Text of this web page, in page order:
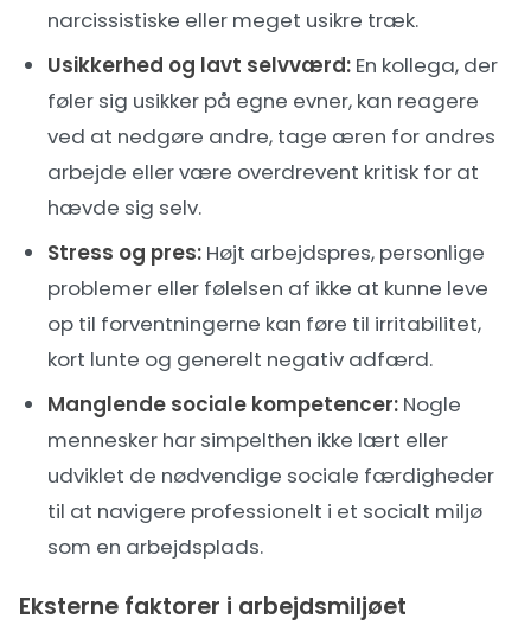
narcissistiske eller meget usikre træk.
Usikkerhed og lavt selvværd: En kollega, der
føler sig usikker på egne evner, kan reagere
ved at nedgøre andre, tage æren for andres
arbejde eller være overdrevent kritisk for at
hævde sig selv.
Stress og pres: Højt arbejdspres, personlige
problemer eller følelsen af ikke at kunne leve
op til forventningerne kan føre til irritabilitet,
kort lunte og generelt negativ adfærd.
Manglende sociale kompetencer: Nogle
mennesker har simpelthen ikke lært eller
udviklet de nødvendige sociale færdigheder
til at navigere professionelt i et socialt miljø
som en arbejdsplads.
Eksterne faktorer i arbejdsmiljøet